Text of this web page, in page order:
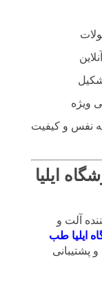
ویژه
نفس و کیفیت
ایلیا
آلت و
ایلیا طب
پشتیبانی